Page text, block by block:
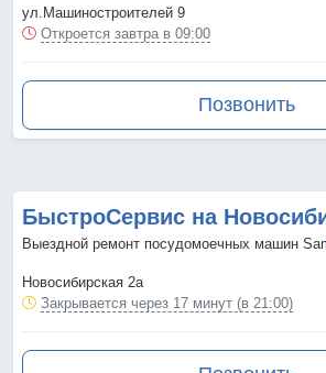
ул.Машиностроителей 9
Откроется завтра в 09:00
Позвонить
БыстроСервис на
Выездной ремонт посудомоечных машин
Новосибирская 2а
Закрывается через 17 минут (в 21:00)